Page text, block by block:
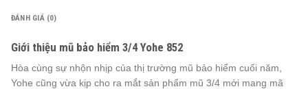
ĐÁNH GIÁ (0)
Giới thiệu mũ bảo hiểm 3/4 Yohe 852
Hòa cùng sự nhộn nhịp của thị trường mũ bảo hiểm cuối năm,
Yohe cũng vừa kịp cho ra mắt sản phẩm mũ 3/4 mới mang mã